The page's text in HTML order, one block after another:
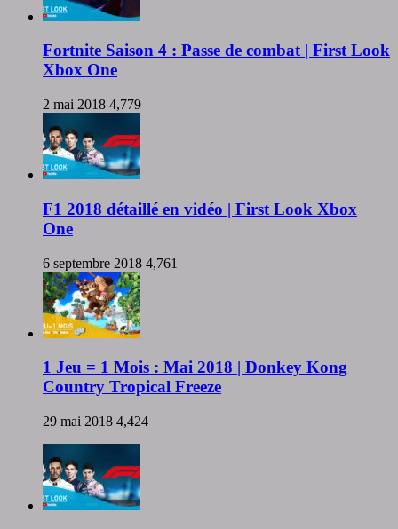
Fortnite Saison 4 : Passe de combat | First Look
Xbox One
2 mai 2018 4,779
F1 2018 détaillé en vidéo | First Look Xbox
One
6 septembre 2018 4,761
1 Jeu = 1 Mois : Mai 2018 | Donkey Kong
Country Tropical Freeze
29 mai 2018 4,424